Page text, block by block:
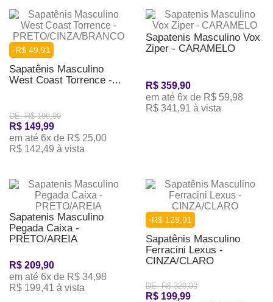
-R$ 49,91
Sapatênis Masculino
West Coast Torrence -...
DE: R$ 199,90
R$ 149,99
em até 6x de R$ 25,00
R$ 142,49 à vista
Sapatenis Masculino Vox
Ziper - CARAMELO
R$ 359,90
em até 6x de R$ 59,98
R$ 341,91 à vista
Sapatenis Masculino
Pegada Caixa -
PRETO/AREIA
R$ 209,90
em até 6x de R$ 34,98
R$ 199,41 à vista
-R$ 129,91
Sapatênis Masculino
Ferracini Lexus -
CINZA/CLARO
DE: R$ 329,90
R$ 199,99